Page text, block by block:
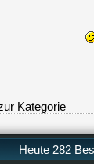
Kategorie
Heute 282